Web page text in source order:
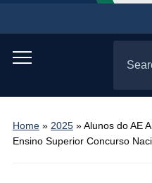
Toggle
menu
for:
Home» 2025»Alunos do AE
Ensino Superior Concurso